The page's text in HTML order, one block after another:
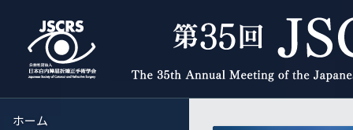
ホーム